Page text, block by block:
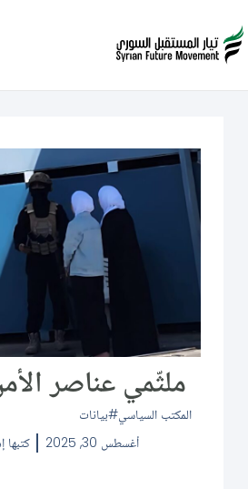
ملثّمي عناصر
المكتب السياسي بيانات
أغسطس 30, 2025
كتبها